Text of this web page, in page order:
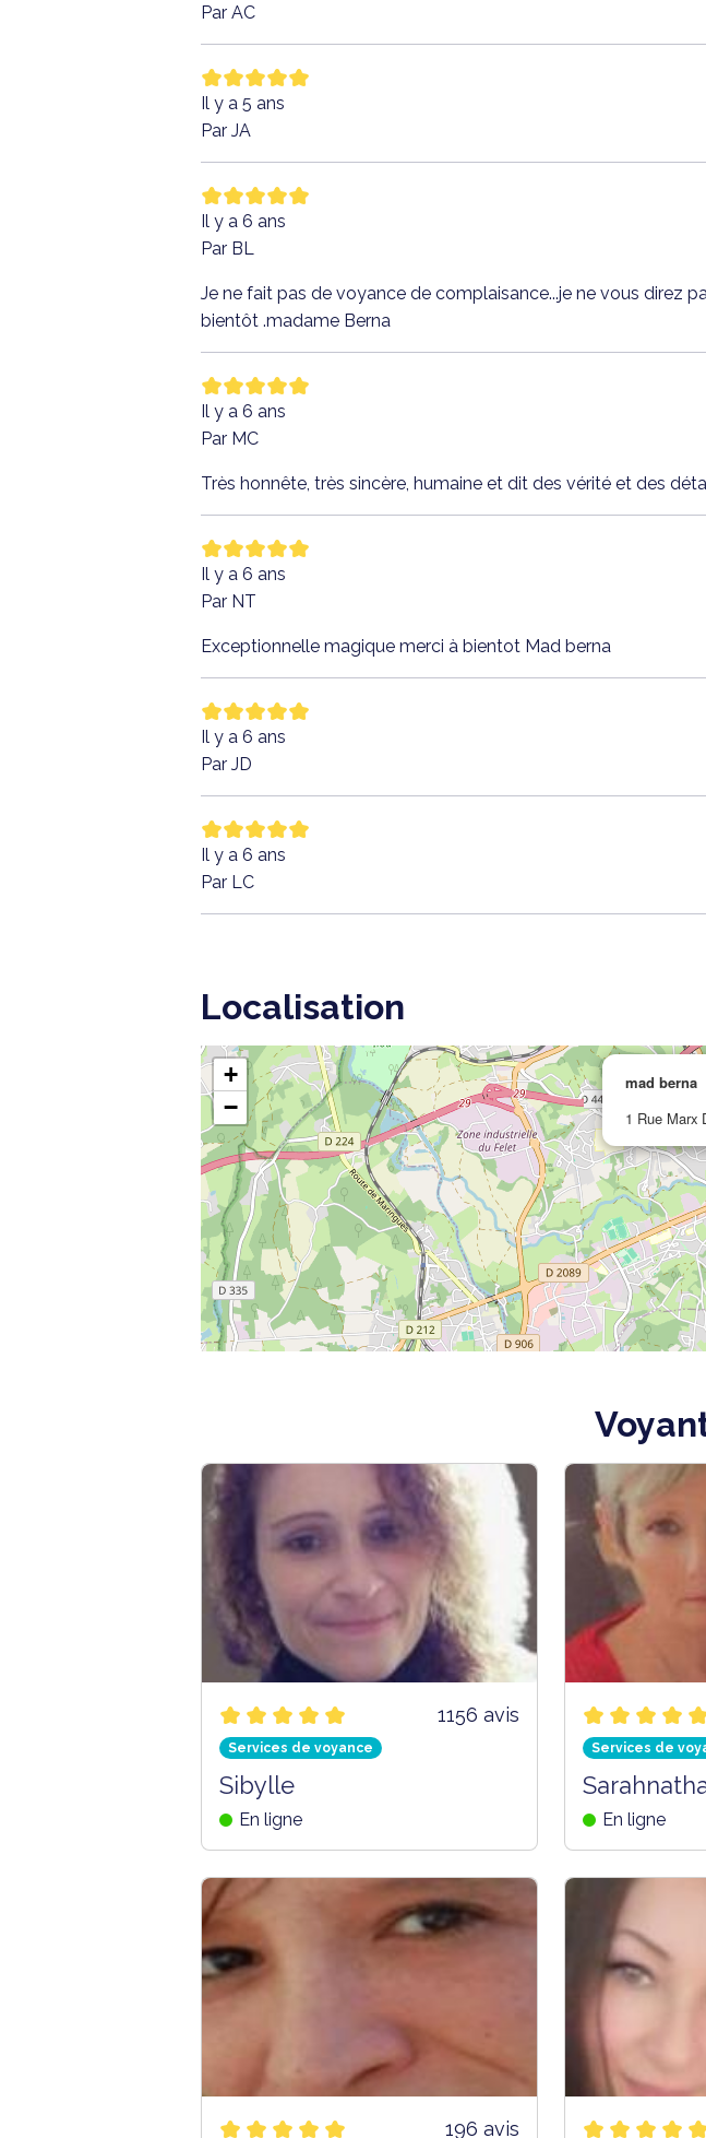
Par AC
Il y a 5 ans
Par JA
Il y a 6 ans
Par BL
Je ne fait pas de voyance de complaisance...je ne vous direz
bientôt .madame Berna
Il y a 6 ans
Par MC
Très honnête, très sincère, humaine et dit des vérité et des
Il y a 6 ans
Par NT
Exceptionnelle magique merci à bientot Mad berna
Il y a 6 ans
Par JD
Il y a 6 ans
Par LC
Localisation
mad berna
1 Rue Marx
+
−
1156 avis
Services de voyance
Sibylle
En ligne
Services de
En ligne
196 avis